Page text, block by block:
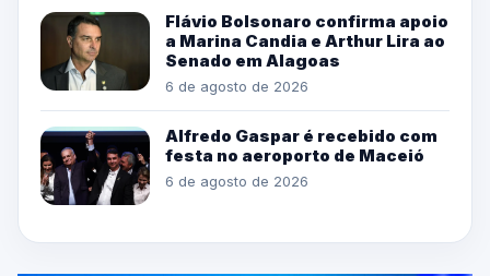
Flávio Bolsonaro confirma apoio
a Marina Candia e Arthur Lira ao
Senado em Alagoas
6 de agosto de 2026
Alfredo Gaspar é recebido com
festa no aeroporto de Maceió
6 de agosto de 2026